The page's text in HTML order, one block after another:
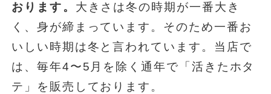
おります。 大きさは冬の時期が一番大き
く、身が締まっています。そのため一番お
いしい時期は冬と言われています。当店で
は、毎年4〜5月を除く通年で「活きたホタ
テ」を販売しております。